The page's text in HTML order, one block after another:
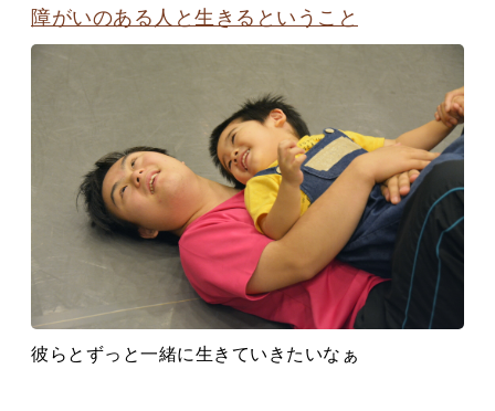
障がいのある人と生きるということ
彼らとずっと一緒に生きていきたいなぁ